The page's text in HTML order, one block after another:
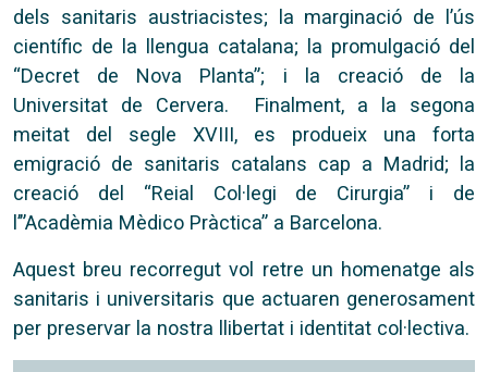
dels sanitaris austriacistes; la marginació de l’ús
científic de la llengua catalana; la promulgació del
“Decret de Nova Planta”; i la creació de la
Universitat de Cervera. Finalment, a la segona
meitat del segle XVIII, es produeix una forta
emigració de sanitaris catalans cap a Madrid; la
creació del “Reial Col·legi de Cirurgia” i de
l’”Acadèmia Mèdico Pràctica” a Barcelona.
Aquest breu recorregut vol retre un homenatge als
sanitaris i universitaris que actuaren generosament
per preservar la nostra llibertat i identitat col·lectiva.